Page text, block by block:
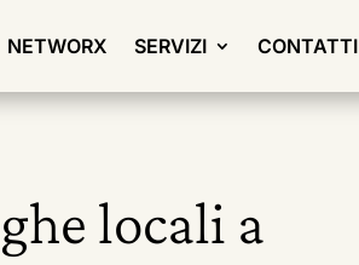
NETWORX SERVIZI CONTATTI
locali a